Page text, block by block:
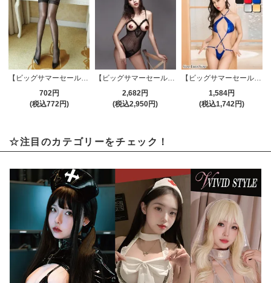
702円
(税込772円)
【ビッグサマーセール対象品】セクシーテディ(SEXYTEDDY) 357
2,682円
(税込2,950円)
【ビッグサマーセール対象品】セクシーテディ(SEXYTEDDY) 681
1,584円
(税込1,742円)
☆注目のカテゴリーをチェック！